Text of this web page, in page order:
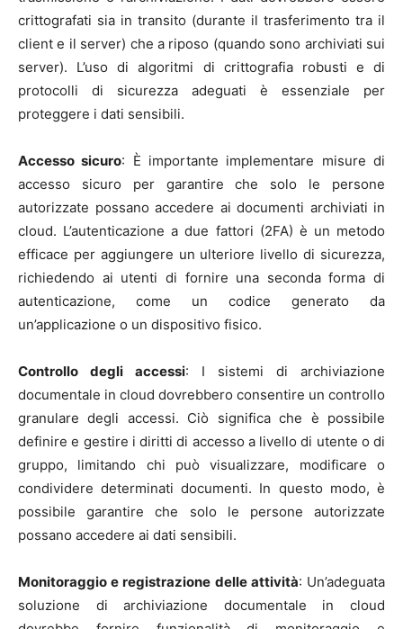
crittografati sia in transito (durante il trasferimento tra il
client e il server) che a riposo (quando sono archiviati sui
server). L’uso di algoritmi di crittografia robusti e di
protocolli di sicurezza adeguati è essenziale per
proteggere i dati sensibili.
Accesso sicuro: È importante implementare misure di
accesso sicuro per garantire che solo le persone
autorizzate possano accedere ai documenti archiviati in
cloud. L’autenticazione a due fattori (2FA) è un metodo
efficace per aggiungere un ulteriore livello di sicurezza,
richiedendo ai utenti di fornire una seconda forma di
autenticazione, come un codice generato da
un’applicazione o un dispositivo fisico.
Controllo degli accessi: I sistemi di archiviazione
documentale in cloud dovrebbero consentire un controllo
granulare degli accessi. Ciò significa che è possibile
definire e gestire i diritti di accesso a livello di utente o di
gruppo, limitando chi può visualizzare, modificare o
condividere determinati documenti. In questo modo, è
possibile garantire che solo le persone autorizzate
possano accedere ai dati sensibili.
Monitoraggio e registrazione delle attività: Un’adeguata
soluzione di archiviazione documentale in cloud